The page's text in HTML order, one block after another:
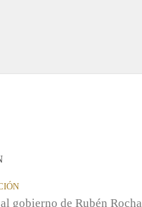
gobierno de Rubén Rocha